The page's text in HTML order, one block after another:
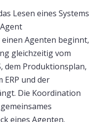
Lesen eines Systems
Agenten beginnt,
gleichzeitig vom
dem Produktionsplan,
und der
Die Koordination
eines Agenten.